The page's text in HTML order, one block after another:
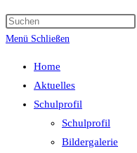
Menü Schließen
Home
Aktuelles
Schulprofil
Schulprofil
Bildergalerie